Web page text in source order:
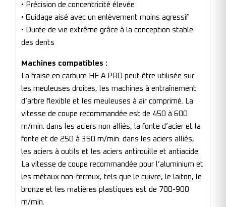
• Précision de concentricité élevée
• Guidage aisé avec un enlèvement moins agressif
• Durée de vie extrême grâce à la conception stable
des dents
Machines compatibles :
La fraise en carbure HF A PRO peut être utilisée sur
les meuleuses droites, les machines à entraînement
d’arbre flexible et les meuleuses à air comprimé. La
vitesse de coupe recommandée est de 450 à 600
m/min. dans les aciers non alliés, la fonte d’acier et la
fonte et de 250 à 350 m/min. dans les aciers alliés,
les aciers à outils et les aciers antirouille et antiacide.
La vitesse de coupe recommandée pour l’aluminium et
les métaux non-ferreux, tels que le cuivre, le laiton, le
bronze et les matières plastiques est de 700-900
m/min.